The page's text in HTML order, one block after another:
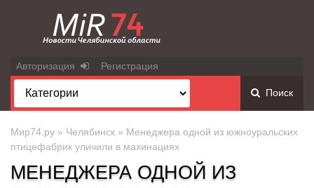
Авторизация Регистрация
Поиск
Мир74.ру » Челябинск » Менеджера одной из южноуральских
птицефабрик уличили в махинациях
МЕНЕДЖЕРА ОДНОЙ ИЗ